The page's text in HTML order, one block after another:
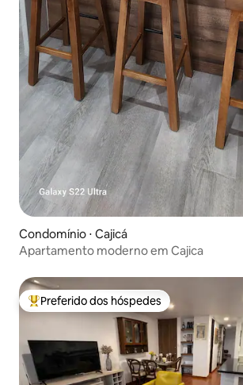
Condomínio ⋅ Cajicá
Apartamento moderno em Cajica
Entre os melhores preferidos dos hóspedes
Preferido dos hóspedes